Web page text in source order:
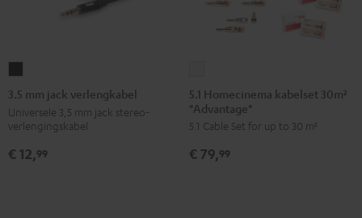
mm
jack
verlengkabel
Zwart
3.5 mm jack verlengkabel
Universele 3,5 mm jack stereo-
verlengingskabel
€ 12,99
Homecinema
kabelset
30m²
"Advantage"
5.1 Homecinema kabelset 30m²
"Advantage"
5.1 Cable Set for up to 30 m²
€ 79,99